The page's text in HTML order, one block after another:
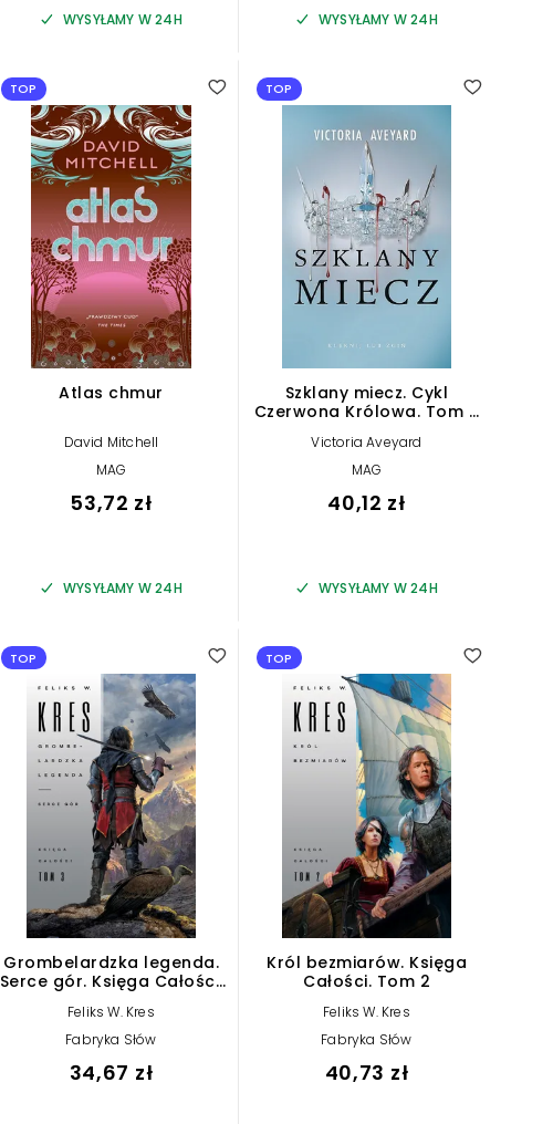
WYSYŁAMY W 24H WYSYŁAMY W 24H
TOP
Atlas chmur
David Mitchell
MAG
53,72 zł
WYSYŁAMY W 24H
TOP
Szklany miecz. Cykl
Czerwona Królowa. Tom 2
Victoria Aveyard
MAG
40,12 zł
WYSYŁAMY W 24H
TOP
Grombelardzka legenda.
Serce gór. Księga Całości.
Feliks W. Kres
Fabryka Słów
34,67 zł
TOP
Król bezmiarów. Księga
Całości. Tom 2
Feliks W. Kres
Fabryka Słów
40,73 zł